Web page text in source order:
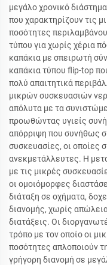
μεγάλο χρονικό
που χαρακτηρίζουν τις
ποσότητες
τύπου για χωρίς χέρια
καπάκια με σπειρωτή
καπάκια τύπου flip-top
πολύ απαιτητικά
μικρών συσκευασιών
απόλυτα με τα
προωθώντας υγιείς
απόρριψη που συνήθως
συσκευασίες, οι οποίες
ανεκμετάλλευτες. Η
με τις μικρές
οι ομοιόμορφες
διάταξη σε οχήματα,
διανομής, χωρίς
διατάξεις. Οι
τρόπο με τον οποίο οι
ποσότητες απλοποιούν
γρήγορη διανομή σε